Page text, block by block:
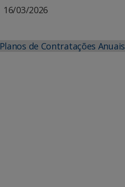
16/03/2026
Planos de Contratações Anuais